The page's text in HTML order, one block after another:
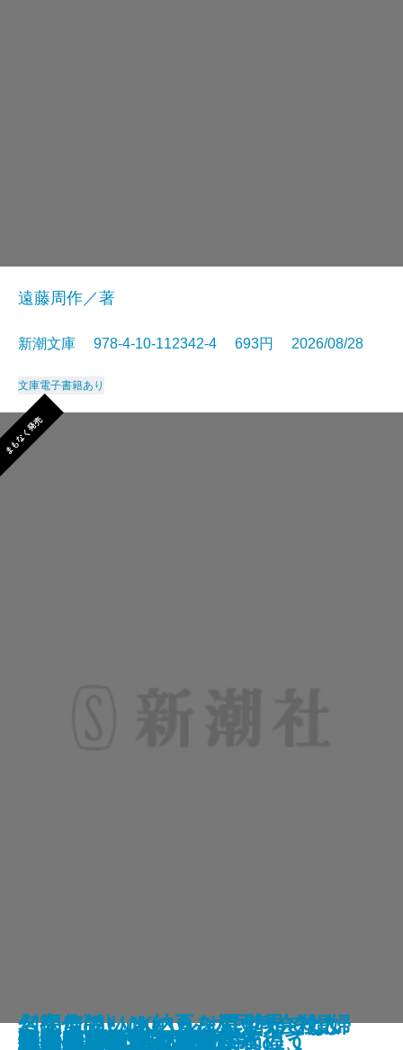
幽冥の岸 十二国記
未知なるカダスを夢に求めて
さよならの言い方なんて知らな
龍ノ国幻想9 天恵の命
神と王1 亡国の書
人魚屋敷の殺人
悪徳もまた
善人たち
わたしが・棄てた・女
遠藤周作／著
新潮文庫 978-4-10-112342-4 693円 2026/08/28
文庫電子書籍あり
まもなく発売
きまぐれカプセル
一夜─隠蔽捜査10─
夢ノ町本通り─文庫版─
フィレンツェに悪魔が彷徨う
その他の危険
〈完全版〉JKハルは異世界で娼婦
人喰いパンダ殺人事件
幻のアフリカ納豆を追え！─そし
色ざんげ
晴れでも雨でも昆虫学者
名探偵のいけにえ─人民教会殺人